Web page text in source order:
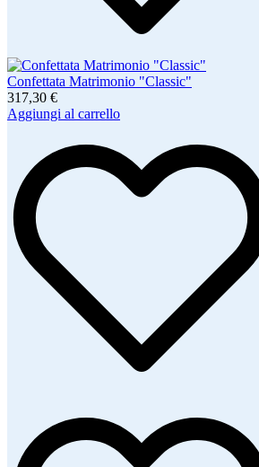
Confettata Matrimonio "Classic"
317,30 €
Aggiungi al carrello